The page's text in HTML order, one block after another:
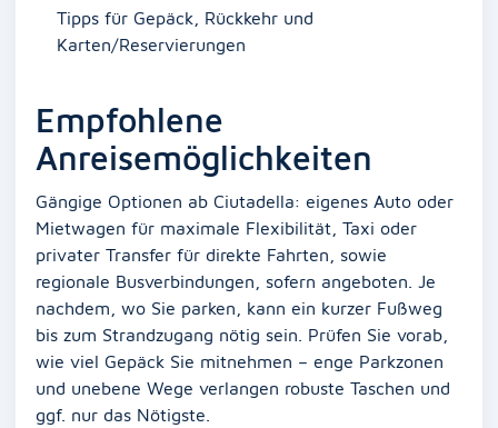
Tipps für Gepäck, Rückkehr und
Karten/Reservierungen
Empfohlene
Anreisemöglichkeiten
Gängige Optionen ab Ciutadella: eigenes Auto oder
Mietwagen für maximale Flexibilität, Taxi oder
privater Transfer für direkte Fahrten, sowie
regionale Busverbindungen, sofern angeboten. Je
nachdem, wo Sie parken, kann ein kurzer Fußweg
bis zum Strandzugang nötig sein. Prüfen Sie vorab,
wie viel Gepäck Sie mitnehmen – enge Parkzonen
und unebene Wege verlangen robuste Taschen und
ggf. nur das Nötigste.